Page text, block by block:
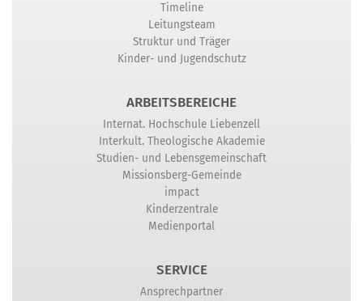
Timeline
Leitungsteam
Struktur und Träger
Kinder- und Jugendschutz
ARBEITSBEREICHE
Internat. Hochschule Liebenzell
Interkult. Theologische Akademie
Studien- und Lebensgemeinschaft
Missionsberg-Gemeinde
impact
Kinderzentrale
Medienportal
SERVICE
Ansprechpartner